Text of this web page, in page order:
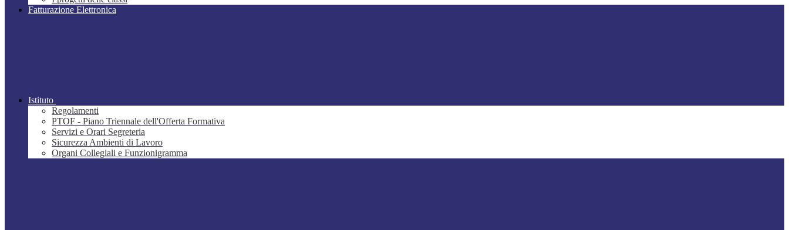
Fatturazione Elettronica
Istituto
Regolamenti
PTOF - Piano Triennale dell'Offerta Formativa
Servizi e Orari Segreteria
Sicurezza Ambienti di Lavoro
Organi Collegiali e Funzionigramma